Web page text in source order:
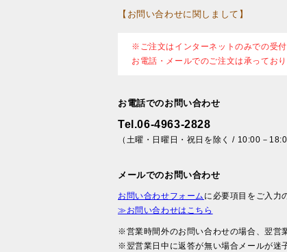
【お問い合わせに関しまして】
※ご注文はインターネットのみでの受付
お電話・メールでのご注文は承ってお
お電話でのお問い合わせ
Tel.06-4963-2828
（土曜・日曜日・祝日を除く / 10:00－
メールでのお問い合わせ
お問い合わせフォーム に必要項目をご入力
≫お問い合わせはこちら
※営業時間外のお問い合わせの場合、翌営
※翌営業日中に返答が無い場合メールが迷